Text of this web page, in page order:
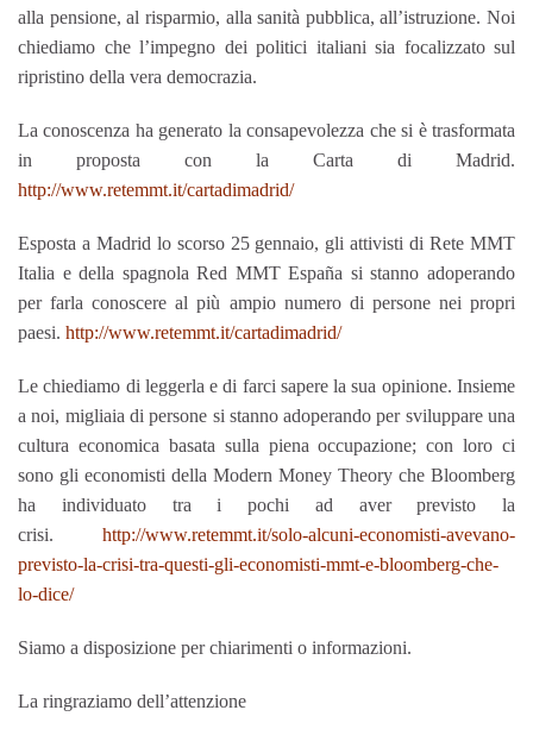
alla pensione, al risparmio, alla sanità pubblica, all’istruzione. Noi
chiediamo che l’impegno dei politici italiani sia focalizzato sul
ripristino della vera democrazia.
La conoscenza ha generato la consapevolezza che si è trasformata
in proposta con la Carta di Madrid.
http://www.retemmt.it/cartadimadrid/
Esposta a Madrid lo scorso 25 gennaio, gli attivisti di Rete MMT
Italia e della spagnola Red MMT España si stanno adoperando
per farla conoscere al più ampio numero di persone nei propri
paesi. http://www.retemmt.it/cartadimadrid/
Le chiediamo di leggerla e di farci sapere la sua opinione. Insieme
a noi, migliaia di persone si stanno adoperando per sviluppare una
cultura economica basata sulla piena occupazione; con loro ci
sono gli economisti della Modern Money Theory che Bloomberg
ha individuato tra i pochi ad aver previsto la
crisi. http://www.retemmt.it/solo-alcuni-economisti-avevano-
previsto-la-crisi-tra-questi-gli-economisti-mmt-e-bloomberg-che-
lo-dice/
Siamo a disposizione per chiarimenti o informazioni.
La ringraziamo dell’attenzione